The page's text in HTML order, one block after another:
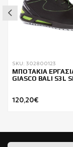
SKU: 302800123
ΜΠΟΤΑΚΙΑ
GIASCO BALI S3L
120,20€